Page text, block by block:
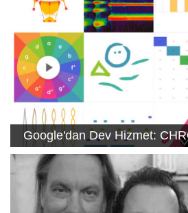
Google'dan Dev Hizmet: